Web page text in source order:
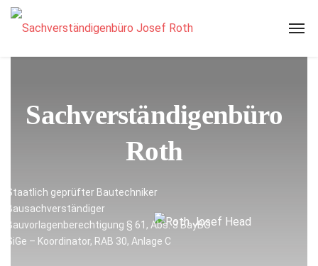
Sachverständigenbüro
Roth
Staatlich geprüfter Bautechniker
Bausachverständiger
Bauvorlagenberechtigung § 61, Abs. 3 BayBO
SiGe – Koordinator, RAB 30, Anlage C